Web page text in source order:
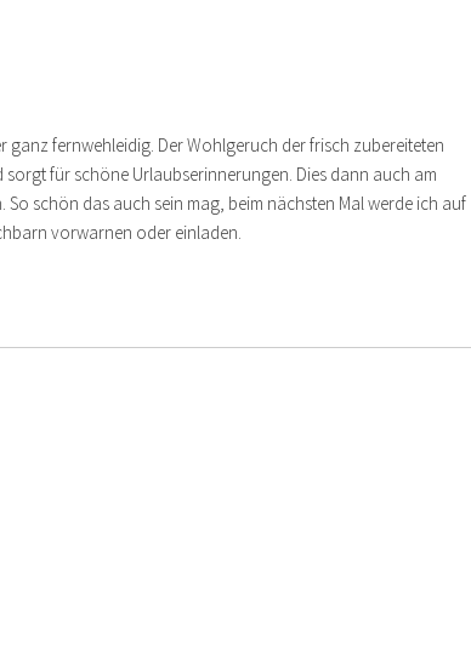
ganz fernwehleidig. Der Wohlgeruch der frisch zubereiteten
für schöne Urlaubserinnerungen. Dies dann auch am
schön das auch sein mag, beim nächsten Mal werde ich auf
vorwarnen oder einladen.